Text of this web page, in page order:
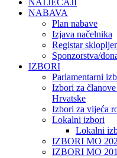
NATJEČAJI
NABAVA
Plan nabave
Izjava načelnika
Registar
Sponzorstva/
IZBORI
Parlamentarni
Izbori za
Hrvatske
Izbori za vijeća
Lokalni izbori
Lokalni
IZBORI MO
IZBORI MO